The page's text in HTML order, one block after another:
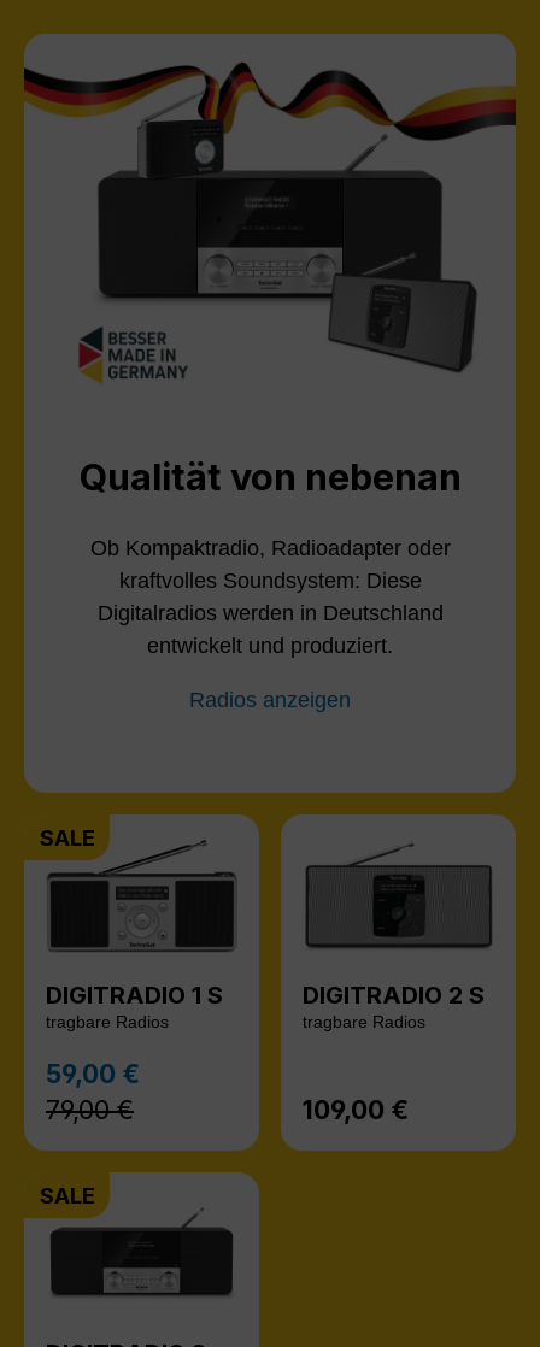
Qualität von nebenan
Ob Kompaktradio, Radioadapter oder
kraftvolles Soundsystem: Diese
Digitalradios werden in Deutschland
entwickelt und produziert.
Radios anzeigen
SALE
DIGITRADIO 1 S
tragbare Radios
Verkaufspreis:
59,00 €
79,00 €
DIGITRADIO 2 S
tragbare Radios
Regulärer Preis:
109,00 €
SALE